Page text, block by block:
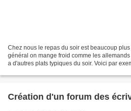
Chez nous le repas du soir est beaucoup
général on mange froid comme les
a d'autres plats typiques du soir. Voici par
Création d'un forum des